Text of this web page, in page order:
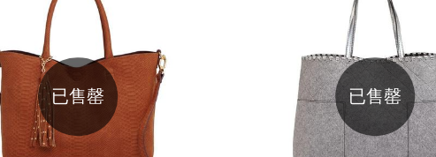
已售罄 已售罄